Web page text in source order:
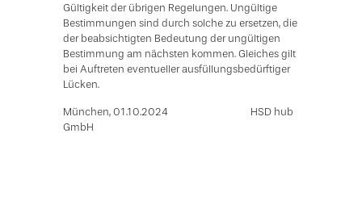
Gültigkeit der übrigen Regelungen. Ungültige
Bestimmungen sind durch solche zu ersetzen, die
der beabsichtigten Bedeutung der ungültigen
Bestimmung am nächsten kommen. Gleiches gilt
bei Auftreten eventueller ausfüllungsbedürftiger
Lücken.
München, 01.10.2024 HSD hub
GmbH